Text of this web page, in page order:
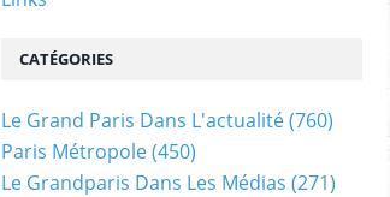
CATÉGORIES
Le Grand Paris Dans L'actualité(760)
Paris Métropole(450)
Le Grandparis Dans Les Médias (271)